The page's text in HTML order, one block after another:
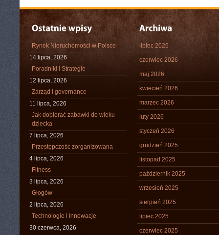
Rynek Nieruchomości w Polsce
14 lipca, 2026
Poradniki i Strategie
12 lipca, 2026
Zarząd i governance
11 lipca, 2026
Jak dobierać zabawki do wieku
dziecka
7 lipca, 2026
Przestępczośc zorganizowana
4 lipca, 2026
Fitness
3 lipca, 2026
Głogów
2 lipca, 2026
Technologie i Innowacje
30 czerwca, 2026
lipiec 2026
czerwiec 2026
maj 2026
kwiecień 2026
marzec 2026
luty 2026
styczeń 2026
grudzień 2025
listopad 2025
październik 2025
wrzesień 2025
sierpień 2025
lipiec 2025
czerwiec 2025